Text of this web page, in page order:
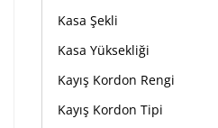
Kasa Şekli
Kasa Yüksekliği
Kayış Kordon Rengi
Kayış Kordon Tipi